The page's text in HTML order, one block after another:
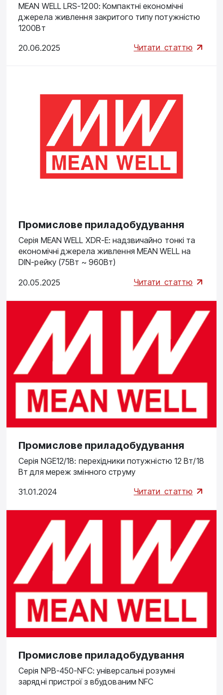
MEAN WELL LRS-1200: Компактні економічні
джерела живлення закритого типу потужністю
1200Вт
20.06.2025 Читати статтю
Промислове приладобудування
Серія MEAN WELL XDR-E: надзвичайно тонкі та
економічні джерела живлення MEAN WELL на
DIN-рейку (75Вт ~ 960Вт)
20.05.2025 Читати статтю
Промислове приладобудування
Серія NGE12/18: перехідники потужністю 12 Вт/18
Вт для мереж змінного струму
31.01.2024 Читати статтю
Промислове приладобудування
Серія NPB-450-NFC: універсальні розумні
зарядні пристрої з вбудованим NFC